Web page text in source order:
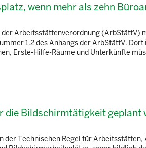
wenn mehr als zehn
Arbeitsstättenverordnung (ArbStättV)
1.2 des Anhangs der ArbStättV.
Erste-Hilfe-Räume und Unterkünfte
Bildschirmtätigkeit geplant
Technischen Regel für Arbeitsstätten,